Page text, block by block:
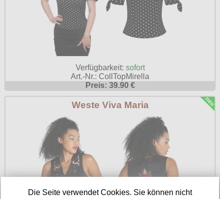
Verfügbarkeit: sofort
Art.-Nr.: CollTopMirella
Preis: 39.90 €
Weste Viva Maria
Die Seite verwendet Cookies. Sie können nicht